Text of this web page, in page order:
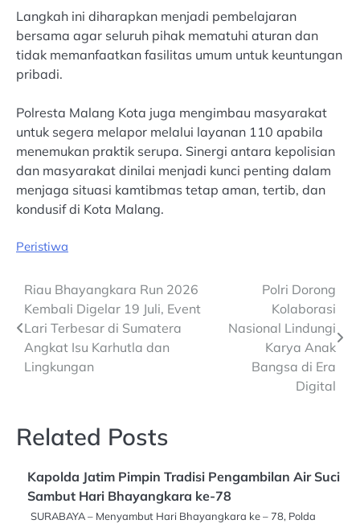
Langkah ini diharapkan menjadi pembelajaran
bersama agar seluruh pihak mematuhi aturan dan
tidak memanfaatkan fasilitas umum untuk keuntungan
pribadi.
Polresta Malang Kota juga mengimbau masyarakat
untuk segera melapor melalui layanan 110 apabila
menemukan praktik serupa. Sinergi antara kepolisian
dan masyarakat dinilai menjadi kunci penting dalam
menjaga situasi kamtibmas tetap aman, tertib, dan
kondusif di Kota Malang.
Peristiwa
Post
navigation
Riau Bhayangkara Run 2026
Kembali Digelar 19 Juli, Event
Lari Terbesar di Sumatera
Angkat Isu Karhutla dan
Lingkungan
Polri Dorong
Kolaborasi
Nasional Lindungi
Karya Anak
Bangsa di Era
Digital
Related Posts
Kapolda Jatim Pimpin Tradisi Pengambilan Air Suci
Sambut Hari Bhayangkara ke-78
SURABAYA – Menyambut Hari Bhayangkara ke – 78, Polda